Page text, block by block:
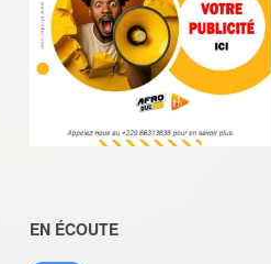
EN ÉCOUTE